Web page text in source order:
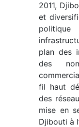
2011,
et
plan des
des
fil haut
des
mise en
Djibouti à